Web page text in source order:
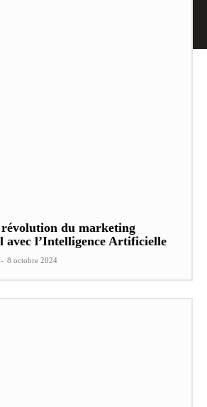
du marketing
avec l’Intelligence Artificielle
- 8 octobre 2024